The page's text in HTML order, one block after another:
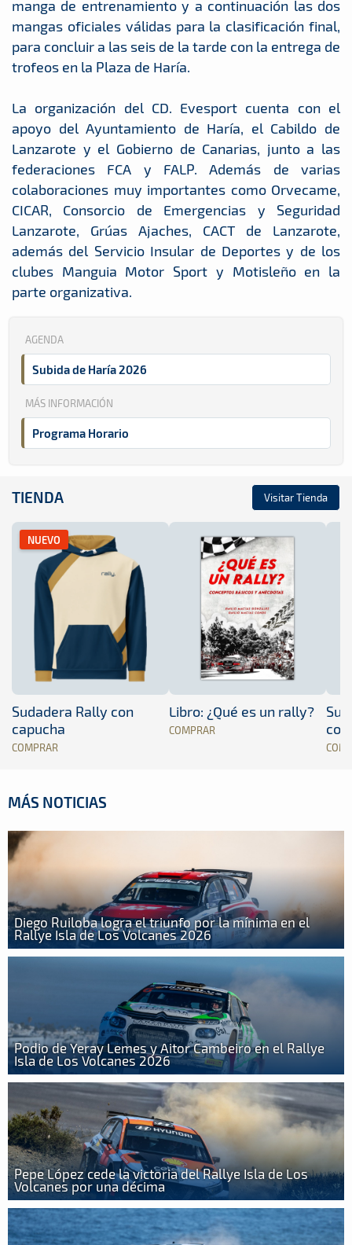
manga de entrenamiento y a continuación las dos
mangas oficiales válidas para la clasificación final,
para concluir a las seis de la tarde con la entrega de
trofeos en la Plaza de Haría.
La organización del CD. Evesport cuenta con el
apoyo del Ayuntamiento de Haría, el Cabildo de
Lanzarote y el Gobierno de Canarias, junto a las
federaciones FCA y FALP. Además de varias
colaboraciones muy importantes como Orvecame,
CICAR, Consorcio de Emergencias y Seguridad
Lanzarote, Grúas Ajaches, CACT de Lanzarote,
además del Servicio Insular de Deportes y de los
clubes Manguia Motor Sport y Motisleño en la
parte organizativa.
AGENDA
Subida de Haría 2026
MÁS INFORMACIÓN
Programa Horario
TIENDA Visitar Tienda
NUEVO
Sudadera Rally con
capucha
COMPRAR
Libro: ¿Qué es un rally?
COMPRAR
MÁS NOTICIAS
Diego Ruiloba logra el triunfo por la mínima en el
Rallye Isla de Los Volcanes 2026
Podio de Yeray Lemes y Aitor Cambeiro en el Rallye
Isla de Los Volcanes 2026
Pepe López cede la victoria del Rallye Isla de Los
Volcanes por una décima